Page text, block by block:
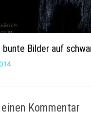
bunte Bilder auf
Kommentar